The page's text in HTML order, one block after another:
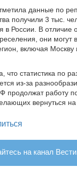
данные по
получили 3 тыс.
в России. В отличие
они могут
включая Москву
что статистика по
из-за
продолжат работу
вернуться на
на канал